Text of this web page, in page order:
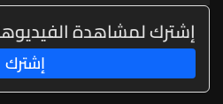
إشترك لمشاهدة
إشترك